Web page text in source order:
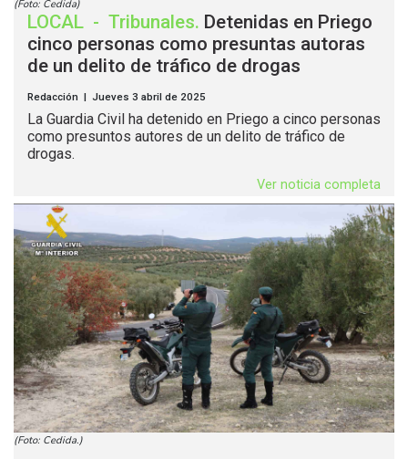
(Foto: Cedida)
LOCAL - Tribunales. Detenidas en Priego
cinco personas como presuntas autoras
de un delito de tráfico de drogas
Redacción | Jueves 3 abril de 2025
La Guardia Civil ha detenido en Priego a cinco personas
como presuntos autores de un delito de tráfico de
drogas.
Ver noticia completa
(Foto: Cedida.)